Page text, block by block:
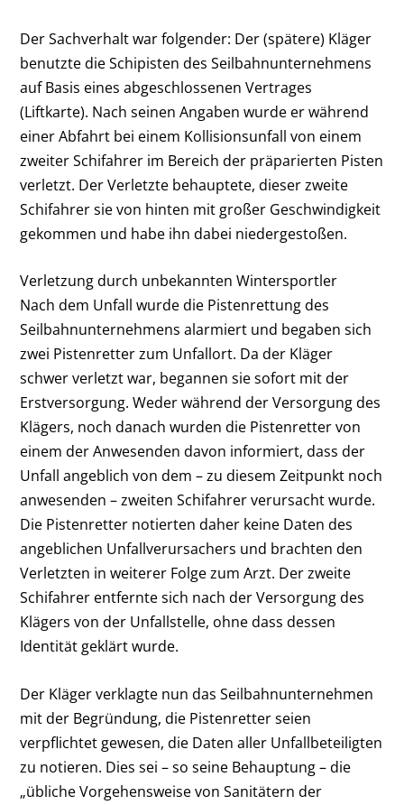
Der Sachverhalt war folgender: Der (spätere) Kläger
benutzte die Schipisten des Seilbahnunternehmens
auf Basis eines abgeschlossenen Vertrages
(Liftkarte). Nach seinen Angaben wurde er während
einer Abfahrt bei einem Kollisionsunfall von einem
zweiter Schifahrer im Bereich der präparierten Pisten
verletzt. Der Verletzte behauptete, dieser zweite
Schifahrer sie von hinten mit großer Geschwindigkeit
gekommen und habe ihn dabei niedergestoßen.
Verletzung durch unbekannten Wintersportler
Nach dem Unfall wurde die Pistenrettung des
Seilbahnunternehmens alarmiert und begaben sich
zwei Pistenretter zum Unfallort. Da der Kläger
schwer verletzt war, begannen sie sofort mit der
Erstversorgung. Weder während der Versorgung des
Klägers, noch danach wurden die Pistenretter von
einem der Anwesenden davon informiert, dass der
Unfall angeblich von dem – zu diesem Zeitpunkt noch
anwesenden – zweiten Schifahrer verursacht wurde.
Die Pistenretter notierten daher keine Daten des
angeblichen Unfallverursachers und brachten den
Verletzten in weiterer Folge zum Arzt. Der zweite
Schifahrer entfernte sich nach der Versorgung des
Klägers von der Unfallstelle, ohne dass dessen
Identität geklärt wurde.
Der Kläger verklagte nun das Seilbahnunternehmen
mit der Begründung, die Pistenretter seien
verpflichtet gewesen, die Daten aller Unfallbeteiligten
zu notieren. Dies sei – so seine Behauptung – die
„übliche Vorgehensweise von Sanitätern der